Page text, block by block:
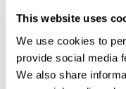
This website uses
We use cookies to
provide social media
We also share
Dražba ukončena:
Vyvolávací cena:
vydraženo za: